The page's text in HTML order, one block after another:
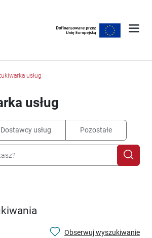
link otworzy się w nowym oknie
usług
usług
Dostawcy usług Pozostałe
Obserwuj wyszukiwanie